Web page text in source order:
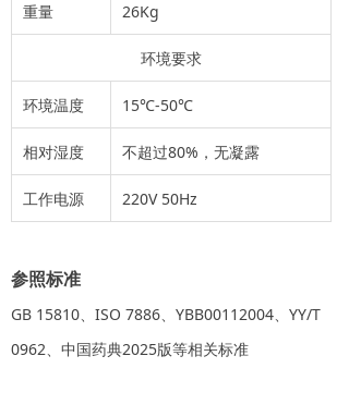
重量 26Kg
环境要求
环境温度 15℃-50℃
相对湿度 不超过80%，无凝露
工作电源 220V 50Hz
参照标准
GB 15810、ISO 7886、YBB00112004、YY/T
0962、中国药典2025版等相关标准